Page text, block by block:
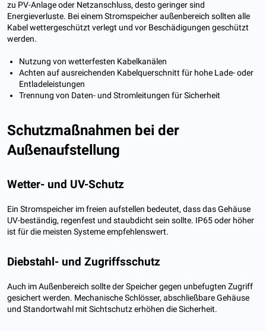
zu PV-Anlage oder Netzanschluss, desto geringer sind
Energieverluste. Bei einem Stromspeicher außenbereich sollten alle
Kabel wettergeschützt verlegt und vor Beschädigungen geschützt
werden.
Nutzung von wetterfesten Kabelkanälen
Achten auf ausreichenden Kabelquerschnitt für hohe Lade- oder
Entladeleistungen
Trennung von Daten- und Stromleitungen für Sicherheit
Schutzmaßnahmen bei der
Außenaufstellung
Wetter- und UV-Schutz
Ein Stromspeicher im freien aufstellen bedeutet, dass das Gehäuse
UV-beständig, regenfest und staubdicht sein sollte. IP65 oder höher
ist für die meisten Systeme empfehlenswert.
Diebstahl- und Zugriffsschutz
Auch im Außenbereich sollte der Speicher gegen unbefugten Zugriff
gesichert werden. Mechanische Schlösser, abschließbare Gehäuse
und Standortwahl mit Sichtschutz erhöhen die Sicherheit.